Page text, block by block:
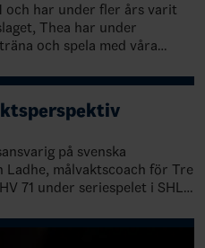
och har under fler års varit
Thea har under
och spela med våra
på svenska
målvaktscoach för Tre
71 under seriespelet i SHL